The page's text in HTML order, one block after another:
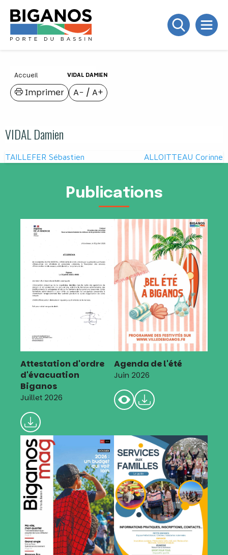
Accueil VIDAL DAMIEN
A− / A+
Imprimer
VIDAL Damien
Navigation
TAILLEFER Sébastien ALLOITTEAU Corinne
Publications
Attestation d'ordre
d'évacuation
Biganos
Juillet 2026
Agenda de l'été
Juin 2026